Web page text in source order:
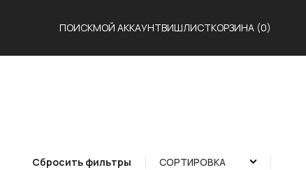
ПОИСКМОЙ АККАУНТВИШЛИСТКОРЗИНА (0)
Сбросить фильтры СОРТИРОВКА